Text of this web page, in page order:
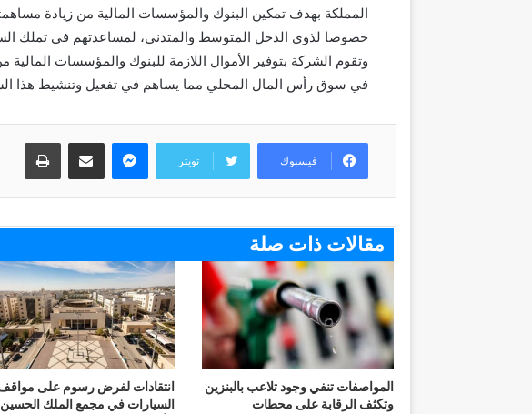
المملكة بهدف تمكين البنوك والمؤسسات المالية من زيادة
خصوصا لذوي الدخل المتوسط والمتدني، لمساعدتهم في تملك
وتقوم الشركة بتوفير الأموال اللازمة للبنوك والمؤسسات
في سوق رأس المال المحلي مما يساهم في تفعيل وتنشيط هذا
فيسبوك تويتر
ماسنجر مشاركة عبر البريد طباعة
مقالات ذات صلة
المواصفات تنفي وجود تلاعب بالبنزين
وتكثف الرقابة على محطات
انتقادات لفرض رسوم على
السيارات في مجمع الملك الحسين